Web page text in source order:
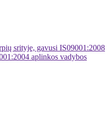
srityje, gavusi IS09001:2008
aplinkos vadybos